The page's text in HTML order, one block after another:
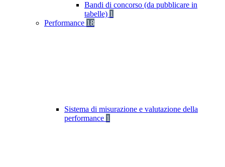
Bandi di concorso (da pubblicare in
tabelle) 1
Performance 18
Sistema di misurazione e valutazione della
performance 1